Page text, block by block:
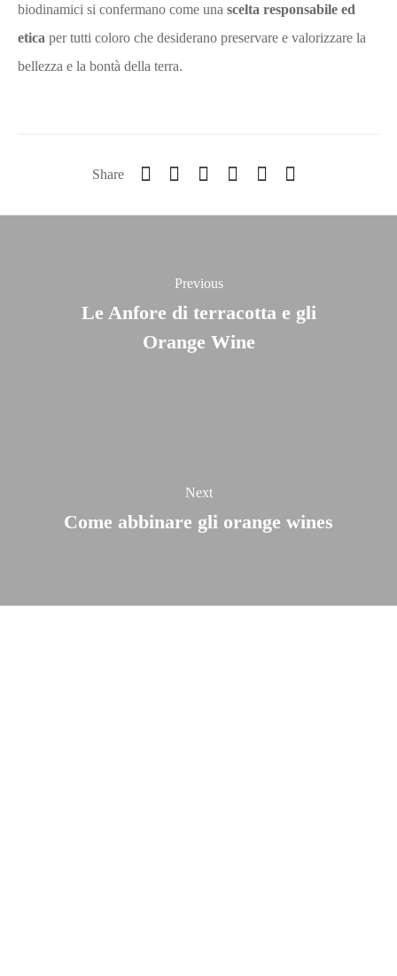
biodinamici si confermano come una scelta responsabile ed
etica per tutti coloro che desiderano preservare e valorizzare la
bellezza e la bontà della terra.
Share
Previous
Le Anfore di terracotta e gli
Orange Wine
Next
Come abbinare gli orange wines